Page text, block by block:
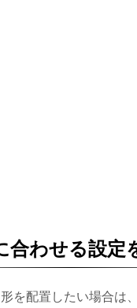
合わせる設定
を配置したい場合は